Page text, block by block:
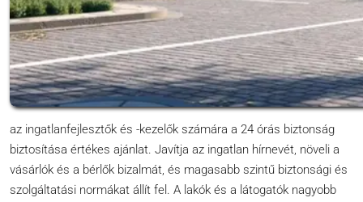
az ingatlanfejlesztők és -kezelők számára a 24 órás biztonság
biztosítása értékes ajánlat. Javítja az ingatlan hírnevét, növeli a
vásárlók és a bérlők bizalmát, és magasabb szintű biztonsági és
szolgáltatási normákat állít fel. A lakók és a látogatók nagyobb